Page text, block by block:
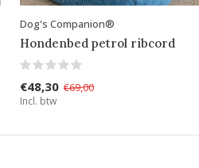
Dog's Companion®
Hondenbed petrol ribcord
€48,30 €69,00
Incl. btw